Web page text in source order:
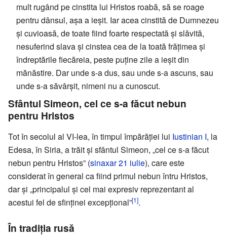
mult rugând pe cinstita lui Hristos roabă, să se roage
pentru dânsul, așa a ieșit. Iar acea cinstită de Dumnezeu
și cuvioasă, de toate fiind foarte respectată și slăvită,
nesuferind slava și cinstea cea de la toată frățimea și
îndreptările fiecăreia, peste puține zile a ieșit din
mănăstire. Dar unde s-a dus, sau unde s-a ascuns, sau
unde s-a săvârșit, nimeni nu a cunoscut.
Sfântul Simeon, cel ce s-a făcut nebun
pentru Hristos
Tot în secolul al VI-lea, în timpul împărăției lui Iustinian I, la
Edesa, în Siria, a trăit și sfântul Simeon, „cel ce s-a făcut
nebun pentru Hristos” (sinaxar21 iulie), care este
considerat în general ca fiind primul nebun întru Hristos,
dar și „principalul și cel mai expresiv reprezentant al
acestui fel de sfinținei excepțional”[1].
În tradiția rusă